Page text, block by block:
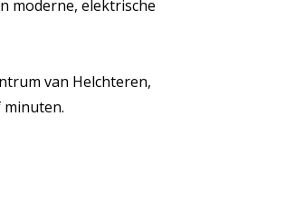
moderne, elektrische
van Helchteren,
minuten.